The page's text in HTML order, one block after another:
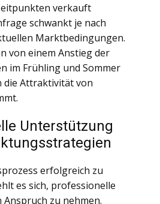
verkauft
schwankt je nach
Marktbedingungen.
von einem Anstieg der
im Frühling und Sommer
die Attraktivität von
Unterstützung
erfolgreich zu
es sich, professionelle
zu nehmen.